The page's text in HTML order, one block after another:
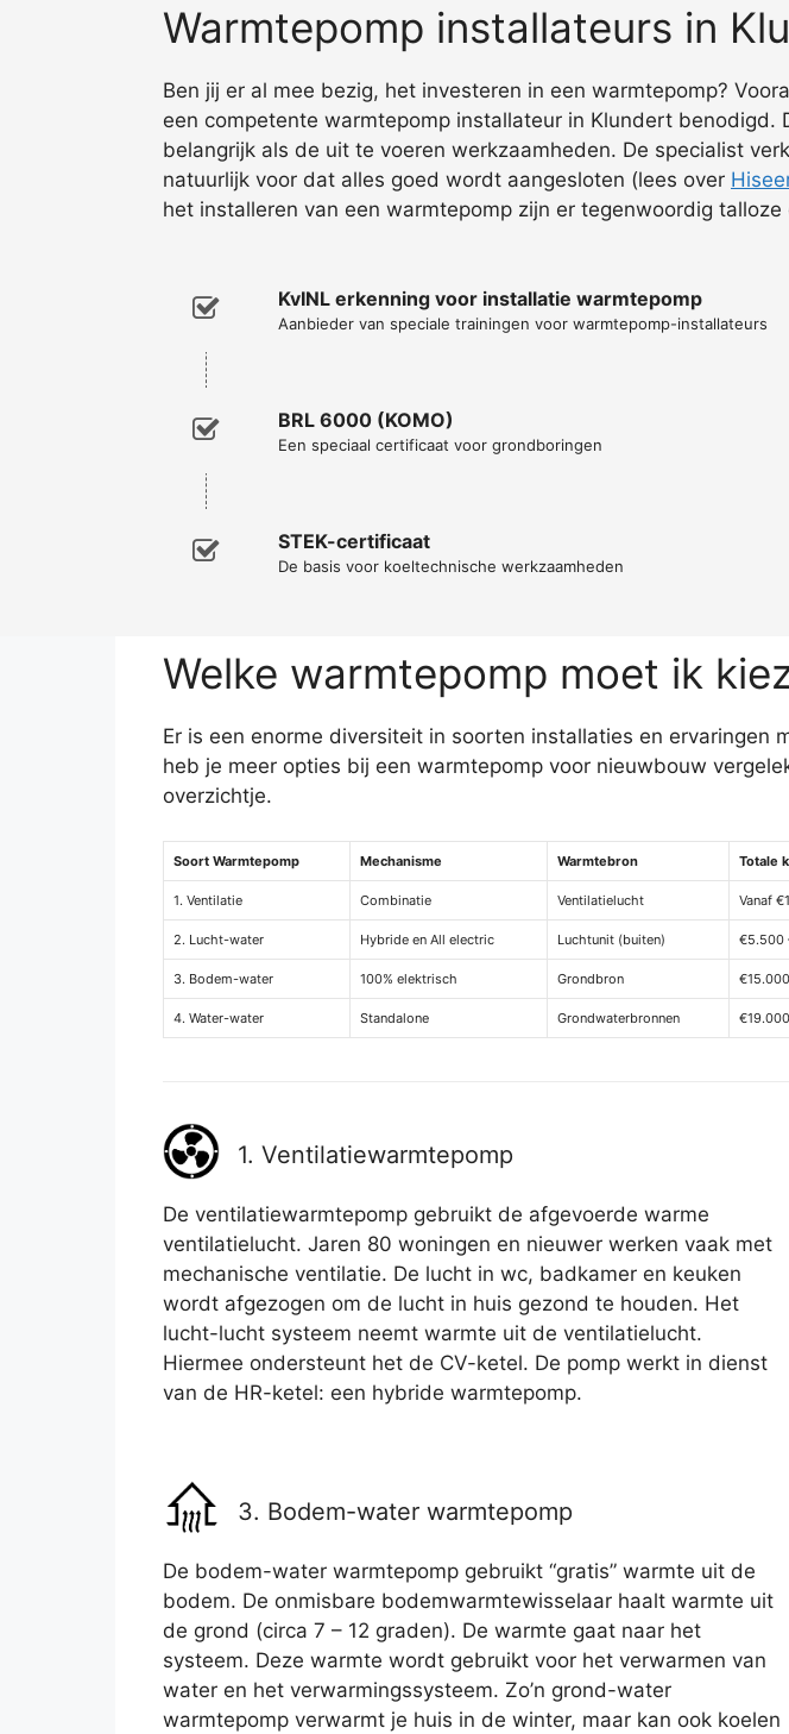
Warmtepomp installateurs in
Ben jij er al mee bezig, het investeren in een warmtepomp?
een competente warmtepomp installateur in Klundert benodigd.
belangrijk als de uit te voeren werkzaamheden. De specialist
natuurlijk voor dat alles goed wordt aangesloten (lees over
het installeren van een warmtepomp zijn er tegenwoordig
KvINL erkenning voor installatie warmtepomp
Aanbieder van speciale trainingen voor warmtepomp-installateurs
BRL 6000 (KOMO)
Een speciaal certificaat voor grondboringen
STEK-certificaat
De basis voor koeltechnische werkzaamheden
Welke warmtepomp moet ik
Er is een enorme diversiteit in soorten installaties en ervaringen
heb je meer opties bij een warmtepomp voor nieuwbouw
overzichtje.
Soort Warmtepomp Mechanisme Warmtebron Totale
1. Ventilatie Combinatie Ventilatielucht Vanaf
2. Lucht-water Hybride en All electric Luchtunit (buiten) €5.500
3. Bodem-water 100% elektrisch Grondbron
4. Water-water Standalone Grondwaterbronnen
1. Ventilatiewarmtepomp
De ventilatiewarmtepomp gebruikt de afgevoerde warme
ventilatielucht. Jaren 80 woningen en nieuwer werken vaak met
mechanische ventilatie. De lucht in wc, badkamer en keuken
wordt afgezogen om de lucht in huis gezond te houden. Het
lucht-lucht systeem neemt warmte uit de ventilatielucht.
Hiermee ondersteunt het de CV-ketel. De pomp werkt in dienst
van de HR-ketel: een hybride warmtepomp.
3. Bodem-water warmtepomp
De bodem-water warmtepomp gebruikt “gratis” warmte uit de
bodem. De onmisbare bodemwarmtewisselaar haalt warmte uit
de grond (circa 7 – 12 graden). De warmte gaat naar het
systeem. Deze warmte wordt gebruikt voor het verwarmen van
water en het verwarmingssysteem. Zo’n grond-water
warmtepomp verwarmt je huis in de winter, maar kan ook koelen